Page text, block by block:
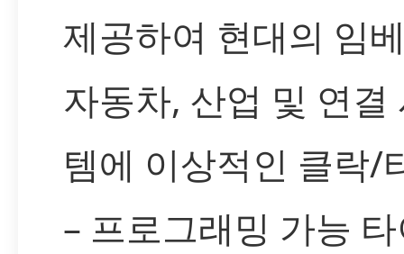
제공하여 현대의 임
자동차, 산업 및 연결
템에 이상적인 클락/
– 프로그래밍 가능